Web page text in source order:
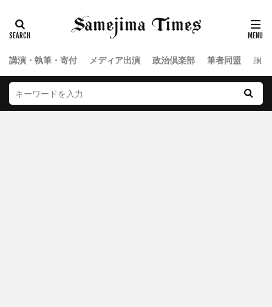
講演・執筆・寄付 メディア出演 政治倶楽部 筆者同盟 政